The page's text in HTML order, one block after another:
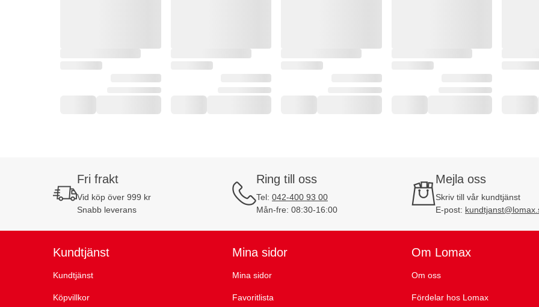
Fri frakt
Vid köp över 999 kr
Snabb leverans
Ring till oss
Tel: 042-400 93 00
Mån-fre: 08:30-16:00
Mejla oss
Skriv till vår kundtjänst
E-post:
Kundtjänst
Kundtjänst
Köpvillkor
Mina sidor
Mina sidor
Favoritlista
Om Lomax
Om oss
Fördelar hos Lomax